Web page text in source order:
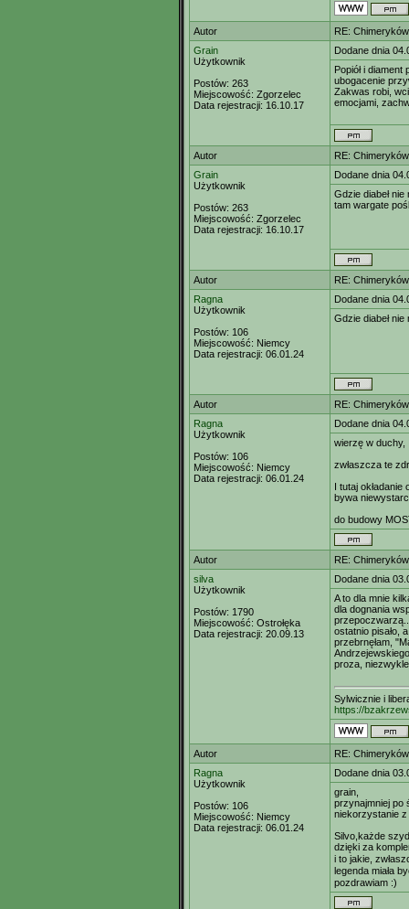
Autor
RE:
Grain
Użytkownik
Postów: 263
Miejscowość: Zgorzelec
Data rejestracji: 16.10.17
Dodane dnia
Popiół i diament
ubogacenie
Zakwas robi,
emocjami,
Autor
RE:
Grain
Użytkownik
Postów: 263
Miejscowość: Zgorzelec
Data rejestracji: 16.10.17
Dodane dnia
Gdzie diabeł nie
tam wargate
Autor
RE:
Ragna
Użytkownik
Postów: 106
Miejscowość: Niemcy
Data rejestracji: 06.01.24
Dodane dnia
Gdzie diabeł
Autor
RE:
Ragna
Użytkownik
Postów: 106
Miejscowość: Niemcy
Data rejestracji: 06.01.24
Dodane dnia
wierzę w duchy,
zwłaszcza te
I tutaj okładanie
bywa
do budowy
Autor
RE:
silva
Użytkownik
Postów: 1790
Miejscowość: Ostrołęka
Data rejestracji: 20.09.13
Dodane dnia
A to dla mnie
dla dognania
ostatnio pisało,
przebrnęłam,
proza,
Sylwicznie i
https://
Autor
RE:
Ragna
Użytkownik
Postów: 106
Miejscowość: Niemcy
Data rejestracji: 06.01.24
Dodane dnia
grain,
przynajmniej po
niekorzystanie
Silvo,każde
dzięki za
i to jakie,
legenda miała
pozdrawiam :)